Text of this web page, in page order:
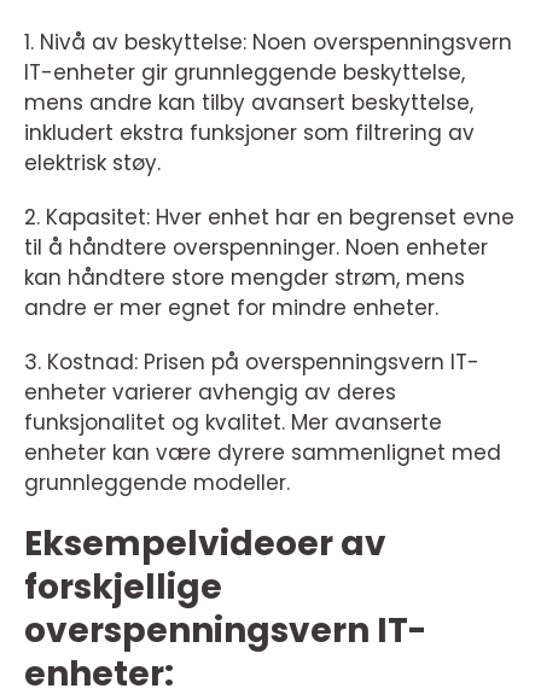
1. Nivå av beskyttelse: Noen overspenningsvern
IT-enheter gir grunnleggende beskyttelse,
mens andre kan tilby avansert beskyttelse,
inkludert ekstra funksjoner som filtrering av
elektrisk støy.
2. Kapasitet: Hver enhet har en begrenset evne
til å håndtere overspenninger. Noen enheter
kan håndtere store mengder strøm, mens
andre er mer egnet for mindre enheter.
3. Kostnad: Prisen på overspenningsvern IT-
enheter varierer avhengig av deres
funksjonalitet og kvalitet. Mer avanserte
enheter kan være dyrere sammenlignet med
grunnleggende modeller.
Eksempelvideoer av
forskjellige
overspenningsvern IT-
enheter: